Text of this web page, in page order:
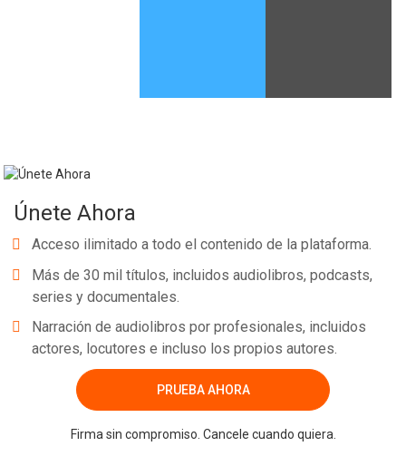
Únete Ahora
Acceso ilimitado a todo el contenido de la plataforma.
Más de 30 mil títulos, incluidos audiolibros, podcasts,
series y documentales.
Narración de audiolibros por profesionales, incluidos
actores, locutores e incluso los propios autores.
PRUEBA AHORA
Firma sin compromiso. Cancele cuando quiera.